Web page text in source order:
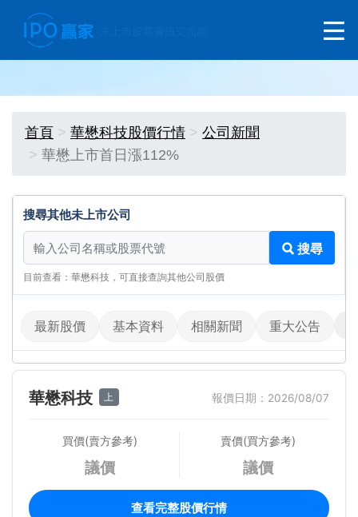
首頁 華懋科技股價行情
公司新聞
華懋上市首日漲112%
搜尋其他未上市公司
搜尋其他未上市公司
搜尋
目前查看：華懋科技，可直接查詢其他公司股價
最新股價 基本資料 相關新聞 重大公告
華懋科技 上 報價日期：2026/08/07
買價(賣方參考)
議價
賣價(買方參考)
議價
查看完整股價行情